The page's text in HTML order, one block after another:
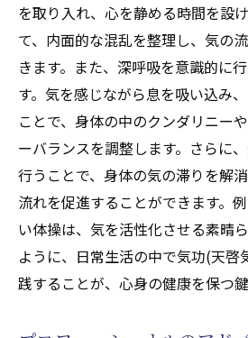
を取り入れ、心を静める時間を設
て、内面的な混乱を整理し、気の
きます。また、深呼吸を意識的に
す。気を感じながら息を吸い込み
ことで、身体の中のクンダリニー
ーバランスを調整します。さらに
行うことで、身体の気の滞りを解
流れを促進することができます。
い体操は、気を活性化させる素晴
ように、日常生活の中で気功(天啓
践することが、心身の健康を保つ鍵